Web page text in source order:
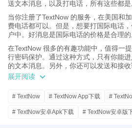
送文本消息，以及打电话，所有这些都是
当你注册了TextNow 的服务，在美国和
费电话都可以。但是，想要打国际电话
户中。好消息是国际电话的价格是合理的
在TextNow 很多的有趣功能中，值得一
行密码保护。通过这种方式，只有你能
的文本消息。另外，你还可以发送和接收
TextNow 是一个非常有帮助的应用，对
所有好处，但是只需携带一部手机。另
展开阅读
# TextNow # TextNow App下载 #
# TextNow安卓Apk下载 # TextNow安卓版